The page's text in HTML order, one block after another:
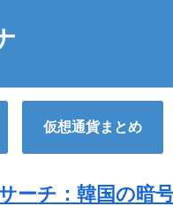
仮想通貨まとめ
ーチ：韓国の暗